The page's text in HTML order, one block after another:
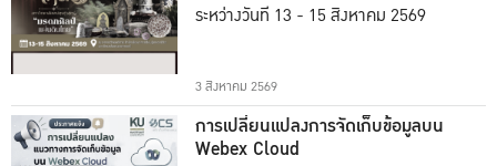
ระหว่างวันที่ 13 - 15 สิงหาคม 2569
3 สิงหาคม 2569
การเปลี่ยนแปลงการจัดเก็บข้อมูลบน
Webex Cloud